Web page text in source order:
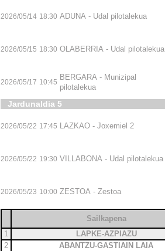
2026/05/14 18:30 ADUNA - Udal pilotalekua
2026/05/15 18:30 OLABERRIA - Udal pilotalekua
2026/05/17 10:45
BERGARA - Munizipal
pilotalekua
Jardunaldia 5
2026/05/22 17:45 LAZKAO - Joxemiel 2
2026/05/22 19:30 VILLABONA - Udal pilotalekua
2026/05/23 10:00 ZESTOA - Zestoa
Sailkapena
1
LAPKE-AZPIAZU
2
ABANTZU-GASTIAIN LAIA